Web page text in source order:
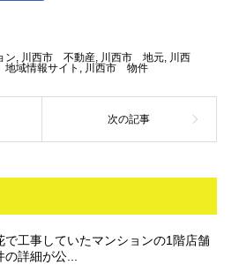
ン 川西市 不動産, 川西市 地元, 川西
域情報サイト 川西市 物件
で工事していたマンションの1階店舗
の詳細が公...